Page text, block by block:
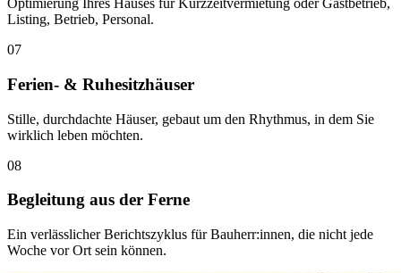
Optimierung Ihres Hauses für Kurzzeitvermietung oder Gastbetrieb,
Listing, Betrieb, Personal.
07
Ferien- & Ruhesitzhäuser
Stille, durchdachte Häuser, gebaut um den Rhythmus, in dem Sie
wirklich leben möchten.
08
Begleitung aus der Ferne
Ein verlässlicher Berichtszyklus für Bauherr:innen, die nicht jede
Woche vor Ort sein können.